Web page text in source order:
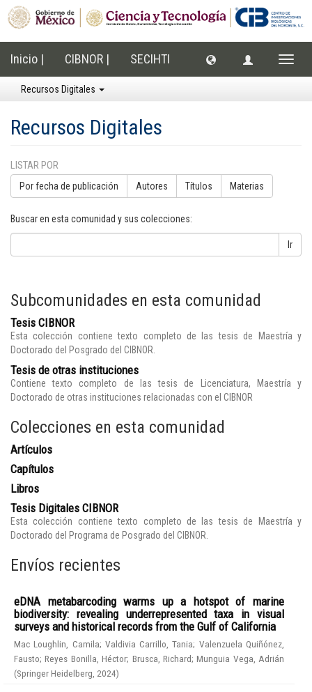
Inicio | CIBNOR | SECIHTI
Recursos Digitales
Recursos Digitales
LISTAR POR
Por fecha de publicación Autores Títulos Materias
Buscar en esta comunidad y sus colecciones:
Ir
Subcomunidades en esta comunidad
Tesis CIBNOR
Esta colección contiene texto completo de las tesis de Maestría y
Doctorado del Posgrado del CIBNOR.
Tesis de otras instituciones
Contiene texto completo de las tesis de Licenciatura, Maestría y
Doctorado de otras instituciones relacionadas con el CIBNOR
Colecciones en esta comunidad
Artículos
Capítulos
Libros
Tesis Digitales CIBNOR
Esta colección contiene texto completo de las tesis de Maestría y
Doctorado del Programa de Posgrado del CIBNOR.
Envíos recientes
eDNA metabarcoding warms up a hotspot of marine
biodiversity: revealing underrepresented taxa in visual
surveys and historical records from the Gulf of California
Mac Loughlin, Camila; Valdivia Carrillo, Tania; Valenzuela Quiñónez,
Fausto;Reyes Bonilla, Héctor; Brusca, Richard;Munguia Vega, Adrián
(Springer Heidelberg 2024)